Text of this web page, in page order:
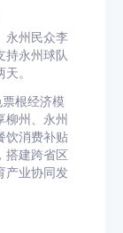
州民众李
持永州球队
。
根经济模
柳州、永州
饮消费补贴
搭建跨省区
产业协同发